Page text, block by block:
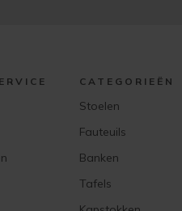
CATEGORIEËN
Stoelen
Fauteuils
Banken
Tafels